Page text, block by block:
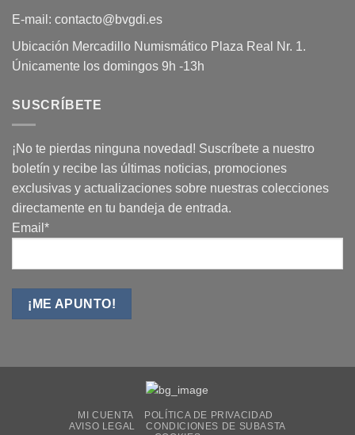
E-mail: contacto@bvgdi.es
Ubicación Mercadillo Numismático Plaza Real Nr. 1.
Únicamente los domingos 9h -13h
SUSCRÍBETE
¡No te pierdas ninguna novedad! Suscríbete a nuestro
boletín y recibe las últimas noticias, promociones
exclusivas y actualizaciones sobre nuestras colecciones
directamente en tu bandeja de entrada.
Email*
MI CUENTA
POLÍTICA DE PRIVACIDAD
AVISO LEGAL
CONDICIONES DE SUBASTA